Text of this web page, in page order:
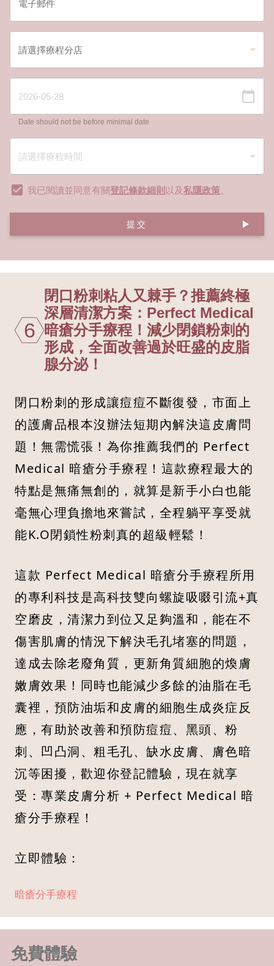
Date should not be before minimal date
我已閱讀並同意有關登記條款細則 以及私隱政策。
提交
6
閉口粉刺粘人又棘手？推薦終極
深層清潔方案：Perfect Medical
暗瘡分手療程！減少閉鎖粉刺的
形成，全面改善過於旺盛的皮脂
腺分泌！
閉口粉刺的形成讓痘痘不斷復發，市面上
的護膚品根本沒辦法短期內解決這皮膚問
題！無需慌張！為你推薦我們的 Perfect
Medical 暗瘡分手療程！這款療程最大的
特點是無痛無創的，就算是新手小白也能
毫無心理負擔地來嘗試，全程躺平享受就
能K.O閉鎖性粉刺真的超級輕鬆！
這款 Perfect Medical 暗瘡分手療程所用
的專利科技是高科技雙向螺旋吸啜引流+真
空磨皮，清潔力到位又足夠溫和，能在不
傷害肌膚的情況下解決毛孔堵塞的問題，
達成去除老廢角質，更新角質細胞的煥膚
嫩膚效果！同時也能減少多餘的油脂在毛
囊裡，預防油垢和皮膚的細胞生成炎症反
應，有助於改善和預防痘痘、黑頭、粉
刺、凹凸洞、粗毛孔、缺水皮膚、膚色暗
沉等困擾，歡迎你登記體驗，現在就享
受：專業皮膚分析 + Perfect Medical 暗
瘡分手療程！
立即體驗：
暗瘡分手療程
免費體驗